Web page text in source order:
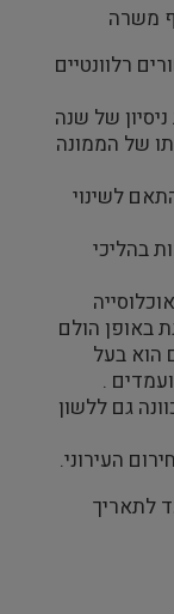
משרה
רלוונטיים
של שנה
של הממונה
לשינוי
בהליכי
באופן הולם
הוא בעל
.
גם ללשון
העירוני.
לתאריך